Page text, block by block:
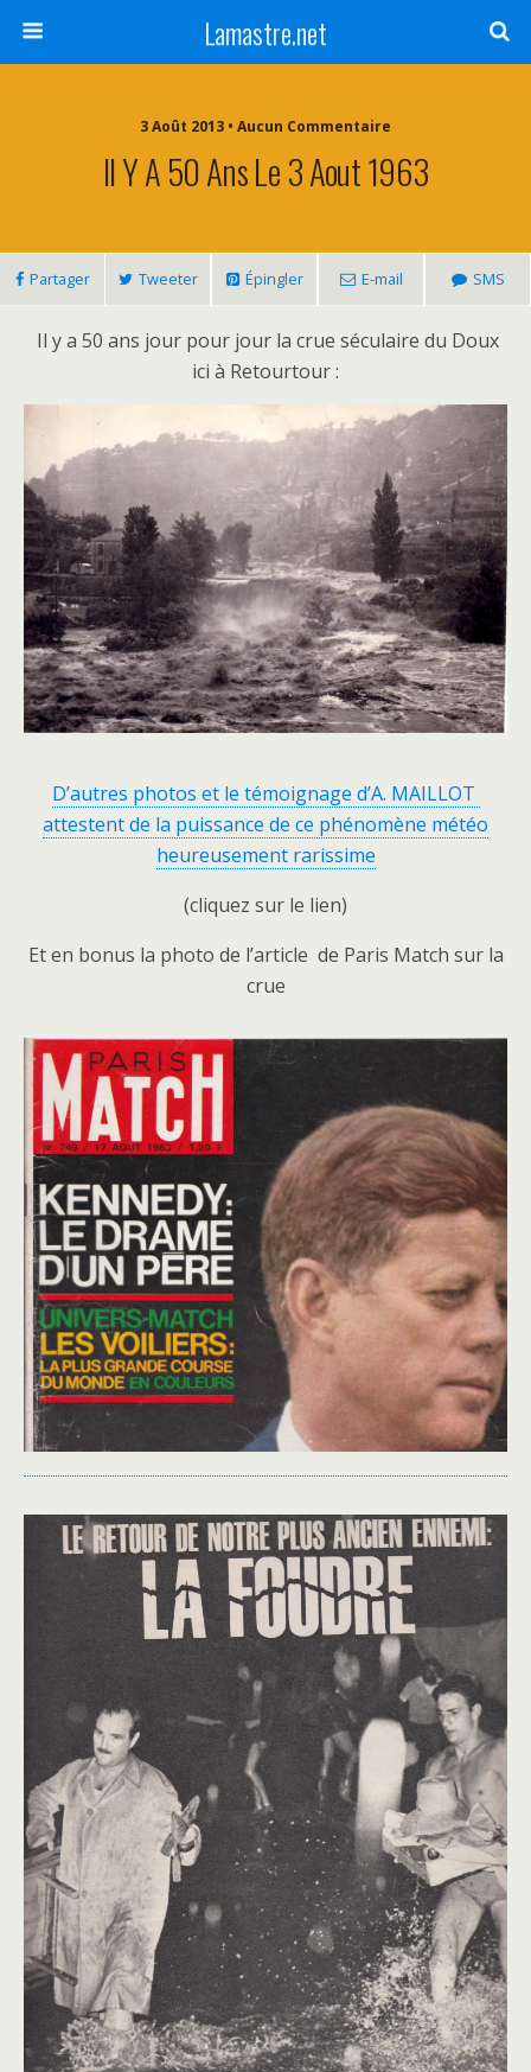
Lamastre.net
3 Août 2013 • Aucun Commentaire
Il Y A 50 Ans Le 3 Aout 1963
Partager Tweeter Épingler E-mail SMS
Il y a 50 ans jour pour jour la crue séculaire du Doux
ici à Retourtour :
D’autres photos et le témoignage d’A. MAILLOT
attestent de la puissance de ce phénomène météo
heureusement rarissime
(cliquez sur le lien)
Et en bonus la photo de l’article de Paris Match sur la
crue